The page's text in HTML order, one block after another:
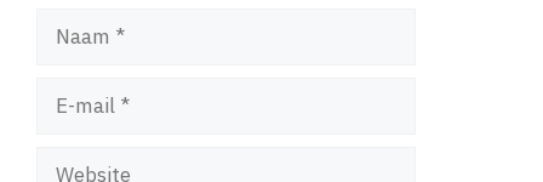
Naam
Website